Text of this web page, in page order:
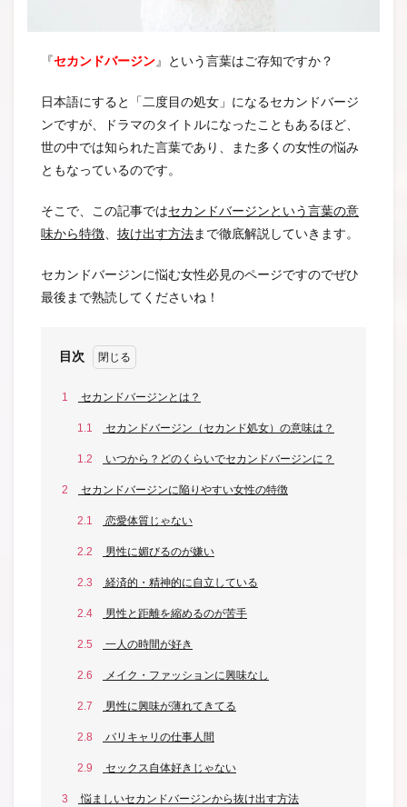
『セカンドバージン』という言葉はご存知ですか？
日本語にすると「二度目の処女」になるセカンドバージ
ンですが、ドラマのタイトルになったこともあるほど、
世の中では知られた言葉であり、また多くの女性の悩み
ともなっているのです。
そこで、この記事ではセカンドバージンという言葉の意
味から特徴、 抜け出す方法まで徹底解説していきます。
セカンドバージンに悩む女性必見のページですのでぜひ
最後まで熟読してくださいね！
目次
1 セカンドバージンとは？
1.1 セカンドバージン（セカンド処女）の意味は？
1.2 いつから？どのくらいでセカンドバージンに？
2 セカンドバージンに陥りやすい女性の特徴
2.1 恋愛体質じゃない
2.2 男性に媚びるのが嫌い
2.3 経済的・精神的に自立している
2.4 男性と距離を縮めるのが苦手
2.5 一人の時間が好き
2.6 メイク・ファッションに興味なし
2.7 男性に興味が薄れてきてる
2.8 バリキャリの仕事人間
2.9 セックス自体好きじゃない
3 悩ましいセカンドバージンから抜け出す方法